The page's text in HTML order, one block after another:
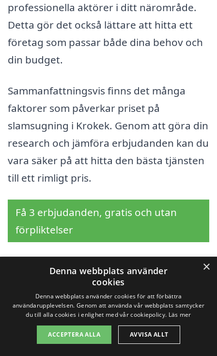
professionella aktörer i ditt närområde.
Detta gör det också lättare att hitta ett
företag som passar både dina behov och
din budget.
Sammanfattningsvis finns det många
faktorer som påverkar priset på
slamsugning i Krokek. Genom att göra din
research och jämföra erbjudanden kan du
vara säker på att hitta den bästa tjänsten
till ett rimligt pris.
Få 3 erbjudanden, gratis och utan
förpliktelser
Sök efter en
professionell för
slamsugning i andra
städer nära Krokek
×
Denna webbplats använder
cookies
Denna webbplats använder cookies för att förbättra
användarupplevelsen. Genom att använda vår webbplats samtycker
du till alla cookies i enlighet med vår cookiepolicy. Läs mer
ACCEPTERA ALLA AVVISA ALLT